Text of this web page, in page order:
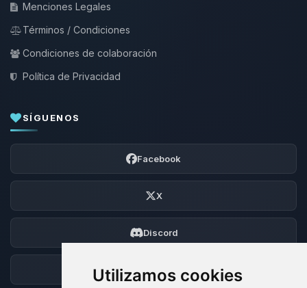
Utilizamos cookies
Menciones Legales
Términos / Condiciones
Condiciones de colaboración
Política de Privacidad
SÍGUENOS
Facebook
X
Discord
Foro